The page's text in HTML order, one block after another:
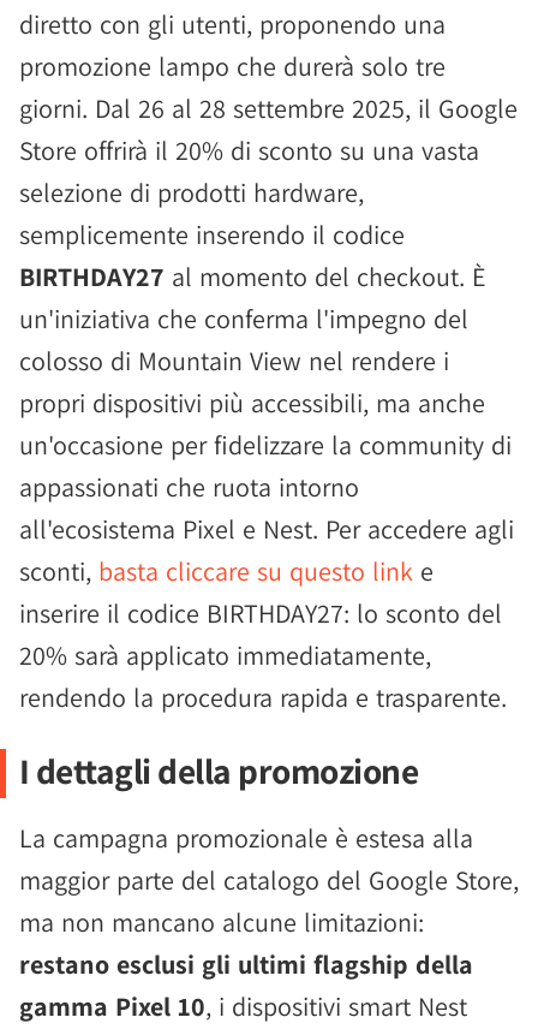
diretto con gli utenti, proponendo una
promozione lampo che durerà solo tre
giorni. Dal 26 al 28 settembre 2025, il Google
Store offrirà il 20% di sconto su una vasta
selezione di prodotti hardware,
semplicemente inserendo il codice
BIRTHDAY27 al momento del checkout. È
un'iniziativa che conferma l'impegno del
colosso di Mountain View nel rendere i
propri dispositivi più accessibili, ma anche
un'occasione per fidelizzare la community di
appassionati che ruota intorno
all'ecosistema Pixel e Nest. Per accedere agli
sconti, basta cliccare su questo link e
inserire il codice BIRTHDAY27: lo sconto del
20% sarà applicato immediatamente,
rendendo la procedura rapida e trasparente.
I dettagli della promozione
La campagna promozionale è estesa alla
maggior parte del catalogo del Google Store,
ma non mancano alcune limitazioni:
restano esclusi gli ultimi flagship della
gamma Pixel 10, i dispositivi smart Nest